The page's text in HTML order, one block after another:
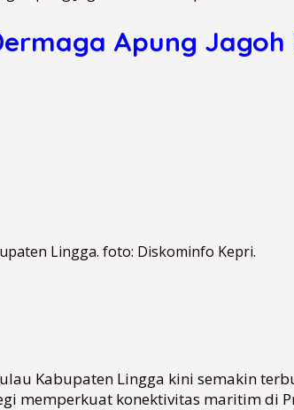
Apung Jagoh
Lingga. foto: Diskominfo Kepri.
Kabupaten Lingga kini semakin
memperkuat konektivitas maritim di